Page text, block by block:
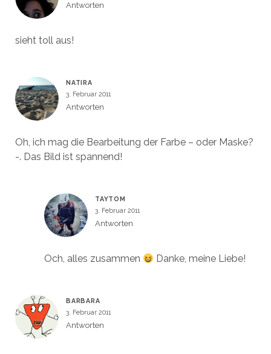
Antworten
sieht toll aus!
NATIRA
3. Februar 2011
Antworten
Oh, ich mag die Bearbeitung der Farbe – oder Maske?
-. Das Bild ist spannend!
TAYTOM
3. Februar 2011
Antworten
Och, alles zusammen Danke, meine Liebe!
BARBARA
3. Februar 2011
Antworten